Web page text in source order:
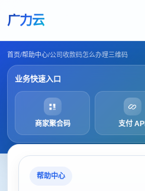
广力云
首页/帮助中心/公司收款码怎么办理三维码
业务快速入口
商家聚合码 支付 API
帮助中心